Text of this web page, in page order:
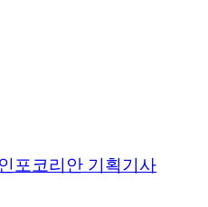
포코리안 기획기사